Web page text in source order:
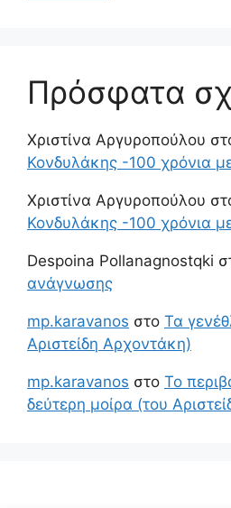
Πρόσφατα
Χριστίνα Αργυροπούλου
Κονδυλάκης -100 χρόνια
Χριστίνα Αργυροπούλου
Κονδυλάκης -100 χρόνια
Despoina Pollanagnostqki
ανάγνωσης
mp.karavanos στο Τα
Αριστείδη Αρχοντάκη)
mp.karavanos στο Το
δεύτερη μοίρα (του